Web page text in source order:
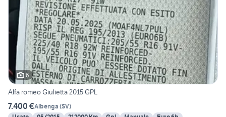
6
Alfa romeo Giulietta 2015 GPL
7.400 €Albenga (SV)